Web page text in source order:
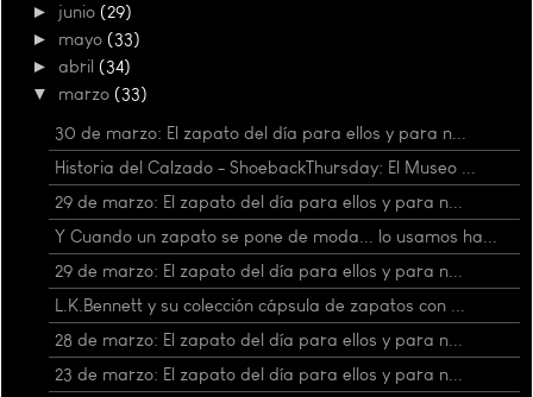
► junio (29)
► mayo (33)
► abril (34)
▼ marzo (33)
30 de marzo: El zapato del día para ellos y para n...
Historia del Calzado - ShoebackThursday: El Museo ...
29 de marzo: El zapato del día para ellos y para n...
Y Cuando un zapato se pone de moda... lo usamos ha...
29 de marzo: El zapato del día para ellos y para n...
L.K.Bennett y su colección cápsula de zapatos con ...
28 de marzo: El zapato del día para ellos y para n...
23 de marzo: El zapato del día para ellos y para n...